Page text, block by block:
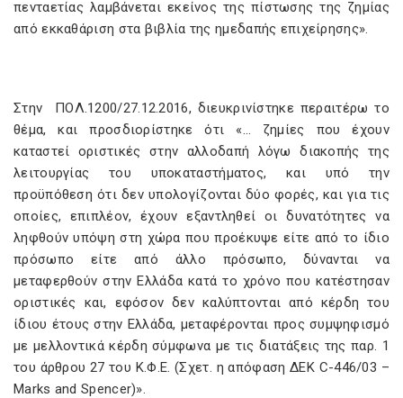
πενταετίας λαμβάνεται εκείνος της πίστωσης της ζημίας
από εκκαθάριση στα βιβλία της ημεδαπής επιχείρησης».
Στην ΠΟΛ.1200/27.12.2016, διευκρινίστηκε περαιτέρω το
θέμα, και προσδιορίστηκε ότι «… ζημίες που έχουν
καταστεί οριστικές στην αλλοδαπή λόγω διακοπής της
λειτουργίας του υποκαταστήματος, και υπό την
προϋπόθεση ότι δεν υπολογίζονται δύο φορές, και για τις
οποίες, επιπλέον, έχουν εξαντληθεί οι δυνατότητες να
ληφθούν υπόψη στη χώρα που προέκυψε είτε από το ίδιο
πρόσωπο είτε από άλλο πρόσωπο, δύνανται να
μεταφερθούν στην Ελλάδα κατά το χρόνο που κατέστησαν
οριστικές και, εφόσον δεν καλύπτονται από κέρδη του
ίδιου έτους στην Ελλάδα, μεταφέρονται προς συμψηφισμό
με μελλοντικά κέρδη σύμφωνα με τις διατάξεις της παρ. 1
του άρθρου 27 του Κ.Φ.Ε. (Σχετ. η απόφαση ΔΕΚ C-446/03 –
Marks and Spencer)».